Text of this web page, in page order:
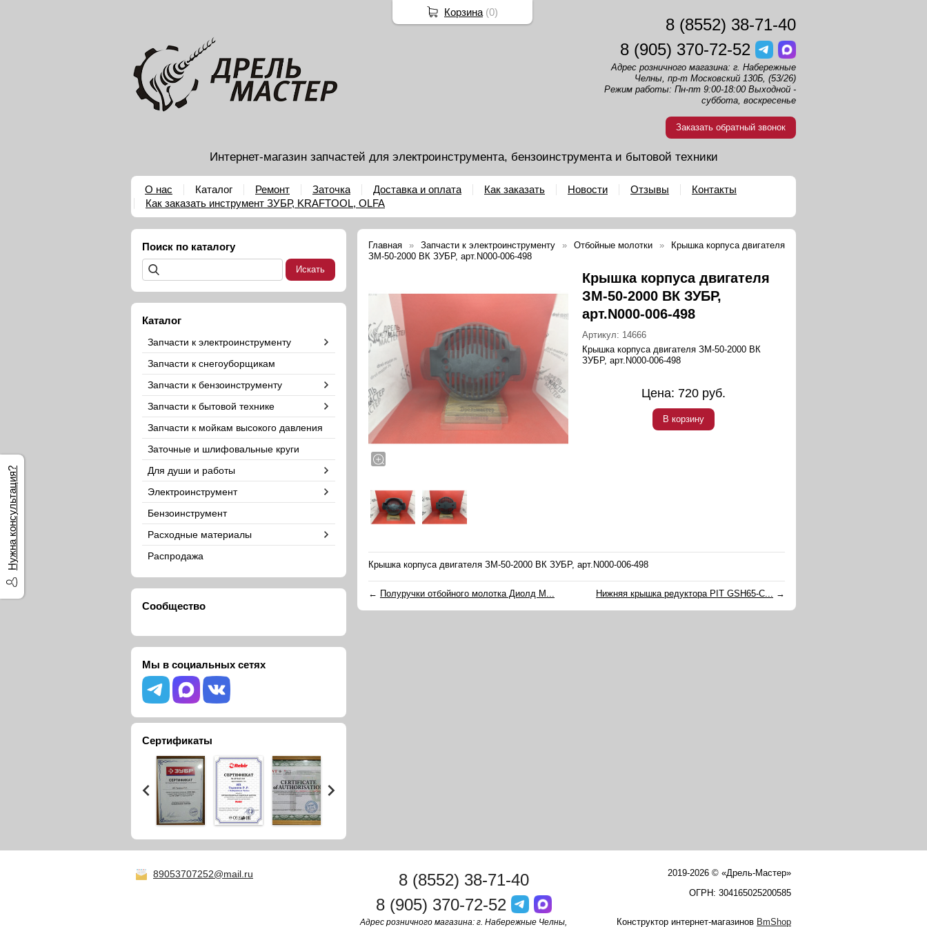
8 (8552) 38-71-40
8 (905) 370-72-52
Адрес розничного магазина: г. Набережные
Челны, пр-т Московский 130Б, (53/26)
Режим работы: Пн-пт 9:00-18:00 Выходной -
суббота, воскресенье
Заказать обратный звонок
Интернет-магазин запчастей для электроинструмента, бензоинструмента и бытовой техники
О нас Каталог Ремонт Заточка Доставка и оплата Как заказать Новости Отзывы
Контакты
Как заказать инструмент ЗУБР, KRAFTOOL, OLFA
Поиск по каталогу
Каталог
Запчасти к электроинструменту
Запчасти к снегоуборщикам
Запчасти к бензоинструменту
Запчасти к бытовой технике
Запчасти к мойкам высокого давления
Заточные и шлифовальные круги
Для души и работы
Электроинструмент
Бензоинструмент
Расходные материалы
Распродажа
Сообщество
Мы в социальных сетях
Сертификаты
Главная Запчасти к электроинструменту Отбойные молотки
Крышка корпуса двигателя
ЗМ-50-2000 ВК ЗУБР, арт.N000-006-498
Крышка корпуса двигателя
ЗМ-50-2000 ВК ЗУБР,
арт.N000-006-498
Артикул: 14666
Крышка корпуса двигателя ЗМ-50-2000 ВК
ЗУБР, арт.N000-006-498
Цена: 720 руб.
В корзину
Крышка корпуса двигателя ЗМ-50-2000 ВК ЗУБР, арт.N000-006-498
← Полуручки отбойного молотка Диолд М... Нижняя крышка редуктора PIT GSH65-C... →
89053707252@mail.ru
2019-2026 © «Дрель-Мастер»
ОГРН: 304165025200585
Конструктор интернет-магазинов BmShop
8 (8552) 38-71-40
8 (905) 370-72-52
Адрес розничного магазина: г. Набережные Челны,
Нужна консультация?
Корзина (0)